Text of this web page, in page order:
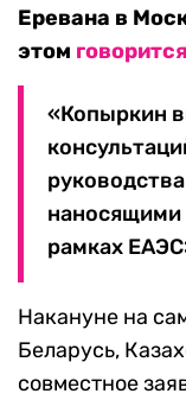
Еревана в
этом говорится
«Копыркин
наносящими
рамках
Накануне на
Беларусь,
совместное